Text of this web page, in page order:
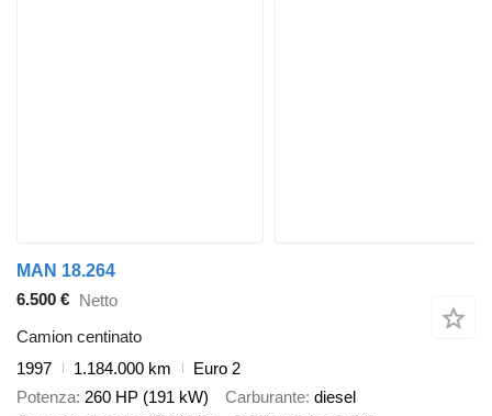
MAN 18.264
6.500 € Netto
Camion centinato
1997
1.184.000 km
Euro 2
Potenza 260 HP (191 kW) Carburante diesel